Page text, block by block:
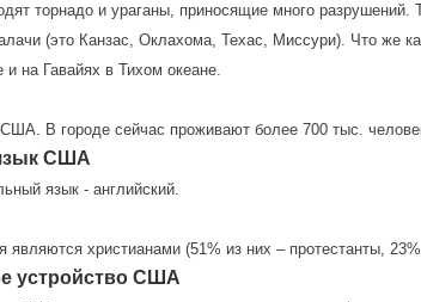
торнадо и ураганы, приносящие много
(это Канзас, Оклахома, Техас, Миссури). Что же
и на Гавайях в Тихом океане.
В городе сейчас проживают более 700 тыс.
США
язык - английский.
являются христианами (51% из них – протестанты,
устройство США